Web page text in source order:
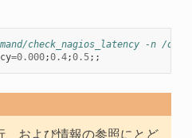
check_nagios_latency -n /
=0.000;0.4;0.5;;
、および情報の参照にとど